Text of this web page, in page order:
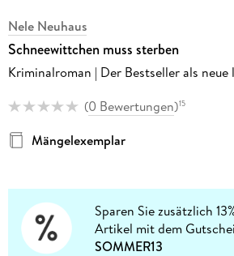
Nele Neuhaus
Schneewittchen muss sterben
Kriminalroman | Der Bestseller als
(0 Bewertungen)15
Mängelexemplar
Sparen Sie zusätzlich
Artikel mit dem
SOMMER13